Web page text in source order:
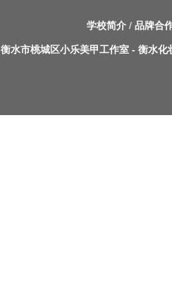
学校简介 / 品牌合
衡水市桃城区小乐美甲工作室- 衡水化